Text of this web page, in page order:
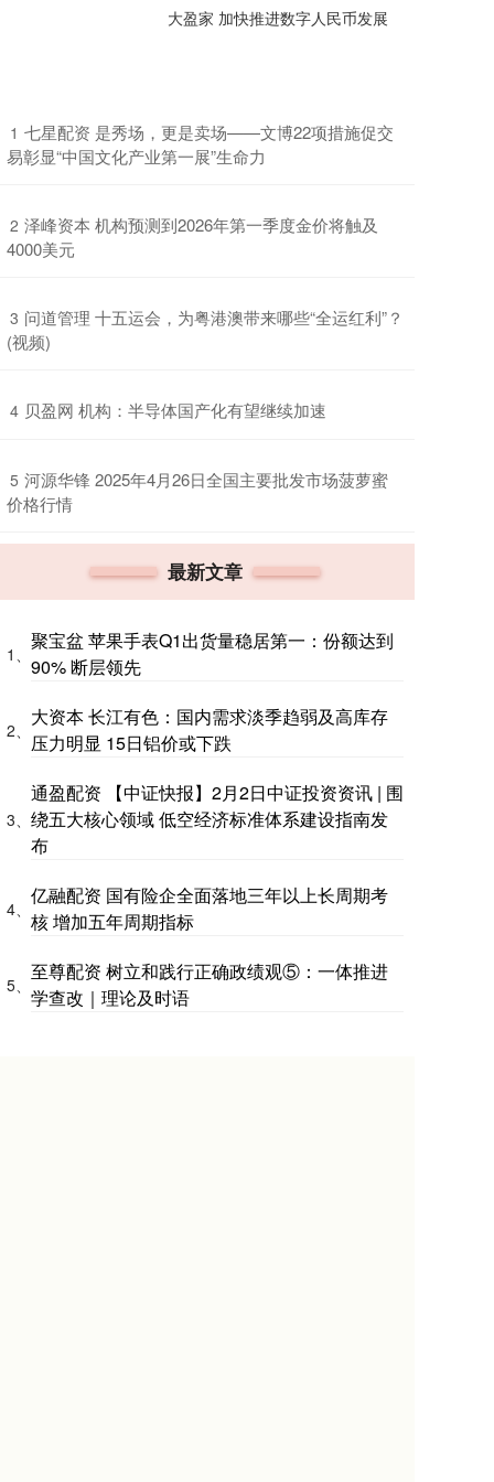
大盈家 加快推进数字人民币发展
1 ​七星配资 是秀场，更是卖场——文博22项措施促交
易彰显“中国文化产业第一展”生命力
2 ​泽峰资本 机构预测到2026年第一季度金价将触及
4000美元
3 ​问道管理 十五运会，为粤港澳带来哪些“全运红利”？
(视频)
4 ​贝盈网 机构：半导体国产化有望继续加速
5 ​河源华锋 2025年4月26日全国主要批发市场菠萝蜜
价格行情
最新文章
1、
聚宝盆 苹果手表Q1出货量稳居第一：份额达到
90% 断层领先
2、
大资本 长江有色：国内需求淡季趋弱及高库存
压力明显 15日铝价或下跌
3、
通盈配资 【中证快报】2月2日中证投资资讯 | 围
绕五大核心领域 低空经济标准体系建设指南发
布
4、
亿融配资 国有险企全面落地三年以上长周期考
核 增加五年周期指标
5、
至尊配资 树立和践行正确政绩观⑤：一体推进
学查改｜理论及时语